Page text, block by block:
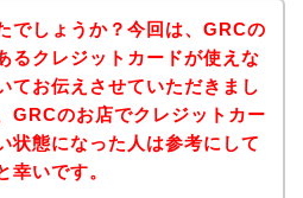
でしょうか？今回は、GRCの
るクレジットカードが使えな
てお伝えさせていただきまし
GRCのお店でクレジットカー
状態になった人は参考にして
幸いです。